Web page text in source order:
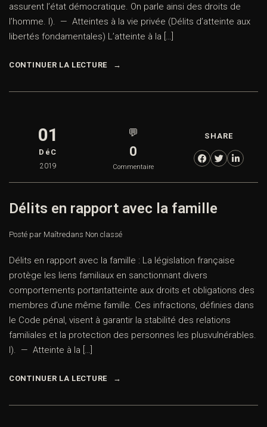
assurent l’état démocratique. On parle ainsi des droits de
l’homme. I). — Atteintes à la vie privée (Délits d’atteinte aux
libertés fondamentales) L’atteinte à la […]
CONTINUER LA LECTURE
01
DéC
2019
💬
0
Commentaire
SHARE
Délits en rapport avec la famille
Posté par Maîtredans Non classé
Délits en rapport avec la famille : La législation française
protège les liens familiaux en sanctionnant divers
comportements portantatteinte aux droits et obligations des
membres d’une même famille. Ces infractions, définies dans
le Code pénal, visent à garantir la stabilité des relations
familiales et la protection des personnes les plusvulnérables.
I). — Atteinte à la […]
CONTINUER LA LECTURE